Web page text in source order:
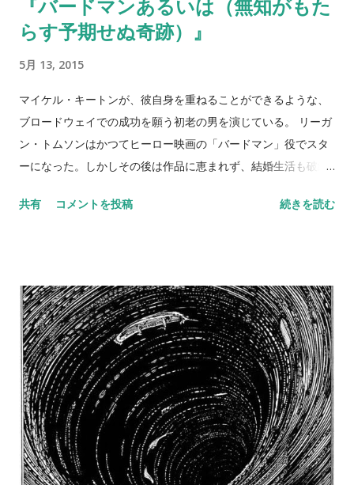
『バードマンあるいは（無知がもた
らす予期せぬ奇跡）』
5月 13, 2015
マイケル・キートンが、彼自身を重ねることができるような、
ブロードウェイでの成功を願う初老の男を演じている。 リーガ
ン・トムソンはかつてヒーロー映画の「バードマン」役でスタ
ーになった。しかしその後は作品に恵まれず、結婚生活も破綻
したリーガンは、無謀にもブロードウェイの舞台で芸術的な作
クの身勝手さに振り回され、娘のサムともぎくしゃくしてく
る。 「パパ現実を見て、しがみつくのは 無視されるのが怖い
のよ」 娘からこう言われても何も言い返せない。 やっとのこと
でこぎつけたプレビュー講演も、マイクの暴走やリーガンの失
敗でさんざんな目に合う。 追いつめられたリーガンは、現実と
幻想のはざまで「バードマン」の声を聴くようになる。バード
マンは、いわばリーガンのオルターエゴであり、かつての栄光
を象徴している。しかしブロードウェイで評価されたいリーガ
ンにとっては、バードマンは安っぽい通俗的なヒーローでもあ
共有 コメントを投稿 続きを読む